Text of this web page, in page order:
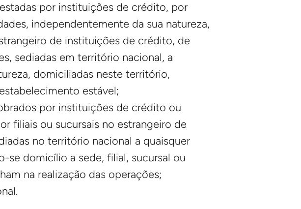
por instituições de crédito, por
independentemente da sua natureza,
de instituições de crédito, de
sediadas em território nacional, a
domiciliadas neste território,
estável;
por instituições de crédito ou
filiais ou sucursais no estrangeiro de
no território nacional a quaisquer
se domicílio a sede, filial, sucursal ou
na realização das operações;